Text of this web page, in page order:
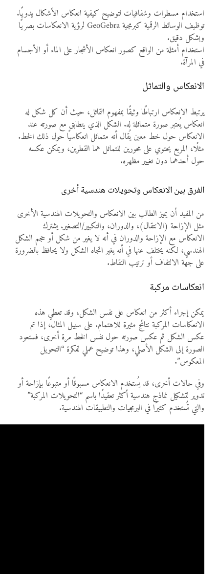
استخدام مسطرات وشفافيات لتوضيح كيفية انعكاس الأشكال يدويًا.
توظيف الوسائط الرقمية كبرمجية GeoGebra لرؤية الانعكاسات بصريًا
وبشكل دقيق.
استخدام أمثلة من الواقع كصور انعكاس الأشجار على الماء أو الأجسام
في المرآة.
الانعكاس والتماثل
يرتبط الانعكاس ارتباطًا وثيقًا بمفهوم التماثل، حيث أن كل شكل له
انعكاس يُعتبر صورة متماثلة له. الشكل الذي يتطابق مع صورته عند
الانعكاس حول خط معين يُقال أنه متماثل انعكاسيًا حول ذلك الخط.
مثلًا، المربع يحتوي على محورين للتماثل هما القطرين، ويمكن عكسه
حول أحدهما دون تغيير مظهره.
الفرق بين الانعكاس وتحويلات هندسية أخرى
من المفيد أن يميز الطالب بين الانعكاس والتحويلات الهندسية الأخرى
مثل الإزاحة (الانتقال)، والدوران، والتكبير/التصغير. يشترك
الانعكاس مع الإزاحة والدوران في أنه لا يغير من شكل أو حجم الشكل
الهندسي، لكنه يختلف عنها في أنه يغير اتجاه الشكل ولا يحافظ بالضرورة
على جهة الالتفاف أو ترتيب النقاط.
انعكاسات مركبة
يمكن إجراء أكثر من انعكاس على نفس الشكل، وقد تعطي هذه
الانعكاسات المركبة نتائج مثيرة للاهتمام. على سبيل المثال، إذا تم
عكس الشكل ثم عكس صورته حول نفس الخط مرة أخرى، فستعود
الصورة إلى الشكل الأصلي، وهذا توضيح عملي لفكرة “التحويل
المعكوس”.
وفي حالات أخرى، قد يُستخدم الانعكاس مسبوقًا أو متبوعًا بإزاحة أو
تدوير لتشكيل نماذج هندسية أكثر تعقيدًا باسم “التحويلات المركبة”
والتي تُستخدم كثيرًا في البرمجيات والتطبيقات الهندسية.